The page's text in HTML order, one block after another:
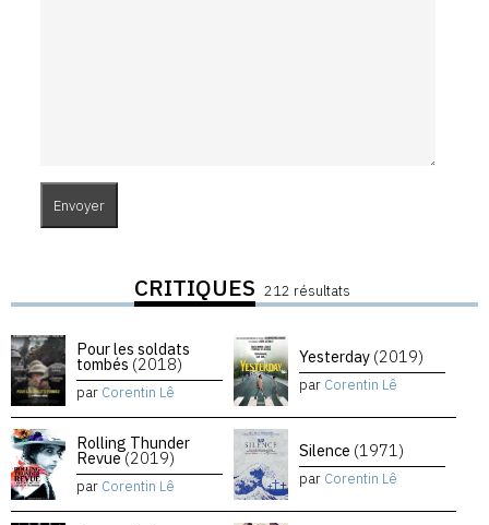
CRITIQUES 212 résultats
Pour les soldats
tombés (2018)
par Corentin Lê
Yesterday (2019)
par Corentin Lê
Rolling Thunder
Revue(2019)
par Corentin Lê
Silence (1971)
par Corentin Lê